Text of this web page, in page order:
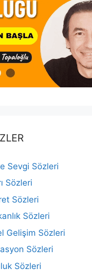
Sevgi Sözleri
Sözleri
Sözleri
Sözleri
Gelişim Sözleri
Sözleri
Sözleri